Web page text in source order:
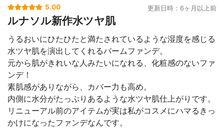
5.00 更新日時：6ヶ月以上前
ルナソル新作水ツヤ肌
うるおいにひたひたと満たされているような湿度を感じる
水ツヤ肌を演出してくれるバームファンデ。
元から肌がきれいな人みたいになれる、化粧感のないファ
ンデ！
素肌感がありながら、カバー力も高め。
内側に水分がたっぷりあるような水ツヤ肌仕上がりです。
リニューアル前のアイテムが実は私がコスメにハマるきっ
かけになったファンデなんです。